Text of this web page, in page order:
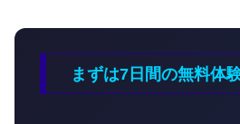
まずは7日間の無料体